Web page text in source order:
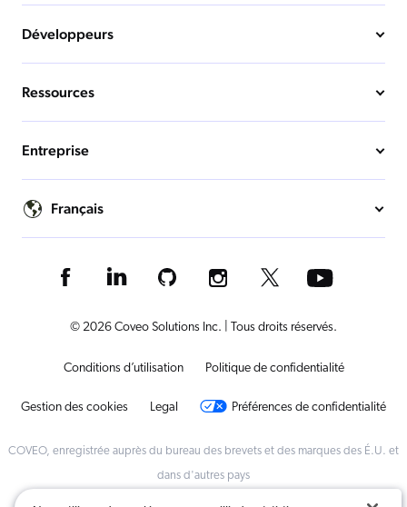
Développeurs
Ressources
Entreprise
Français
© 2026 Coveo Solutions Inc. | Tous droits réservés.
Conditions d’utilisation Politique de confidentialité
Gestion des cookies Legal Préférences de confidentialité
COVEO, enregistrée auprès du bureau des brevets et des marques des É.U. et
dans d'autres pays